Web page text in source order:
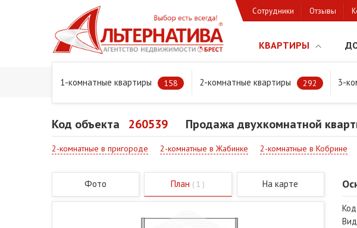
Сотрудники Отзывы
КВАРТИРЫ
1-комнатные квартиры 158 2-комнатные квартиры 292 3-
Главная Предложения Квартиры Продажа двухкомнатной квартиры в
Код объекта 260539 Продажа двухкомнатной
2-комнатные в пригороде 2-комнатные в Жабинке 2-комнатные в Кобрине
Фото План ( 1 ) На карте